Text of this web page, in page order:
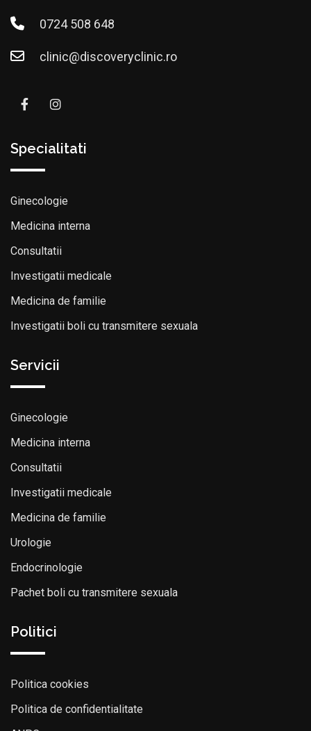
0724 508 648
clinic@discoveryclinic.ro
Specialitati
Ginecologie
Medicina interna
Consultatii
Investigatii medicale
Medicina de familie
Investigatii boli cu transmitere sexuala
Servicii
Ginecologie
Medicina interna
Consultatii
Investigatii medicale
Medicina de familie
Urologie
Endocrinologie
Pachet boli cu transmitere sexuala
Politici
Politica cookies
Politica de confidentialitate